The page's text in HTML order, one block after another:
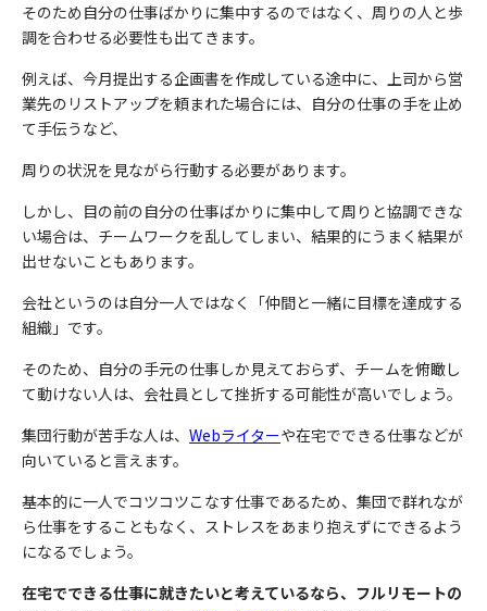
そのため自分の仕事ばかりに集中するのではなく、周りの人と歩
調を合わせる必要性も出てきます。
例えば、今月提出する企画書を作成している途中に、上司から営
業先のリストアップを頼まれた場合には、自分の仕事の手を止め
て手伝うなど、
周りの状況を見ながら行動する必要があります。
しかし、目の前の自分の仕事ばかりに集中して周りと協調できな
い場合は、チームワークを乱してしまい、結果的にうまく結果が
出せないこともあります。
会社というのは自分一人ではなく「仲間と一緒に目標を達成する
組織」 です。
そのため、自分の手元の仕事しか見えておらず、チームを俯瞰し
て動けない人は、会社員として挫折する可能性が高いでしょう。
集団行動が苦手な人は、 Webライターや在宅でできる仕事などが
向いていると言えます。
基本的に一人でコツコツこなす仕事であるため、集団で群れなが
ら仕事をすることもなく、ストレスをあまり抱えずにできるよう
になるでしょう。
在宅でできる仕事に就きたいと考えているなら、フルリモートの